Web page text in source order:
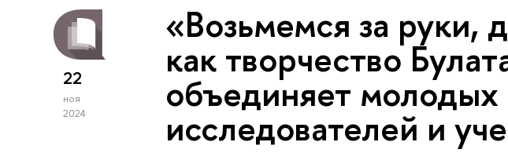
22
ноя
2024
«Возьмемся за руки,
как творчество
объединяет молодых
исследователей и